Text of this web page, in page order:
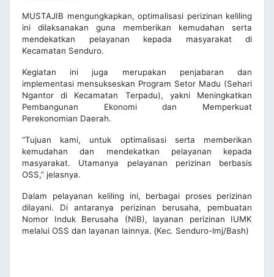
MUSTAJIB mengungkapkan, optimalisasi perizinan keliling
ini dilaksanakan guna memberikan kemudahan serta
mendekatkan pelayanan kepada masyarakat di
Kecamatan Senduro.
Kegiatan ini juga merupakan penjabaran dan
implementasi mensukseskan Program Setor Madu (Sehari
Ngantor di Kecamatan Terpadu), yakni Meningkatkan
Pembangunan Ekonomi dan Memperkuat
Perekonomian Daerah.
“Tujuan kami, untuk optimalisasi serta memberikan
kemudahan dan mendekatkan pelayanan kepada
masyarakat. Utamanya pelayanan perizinan berbasis
OSS,” jelasnya.
Dalam pelayanan keliling ini, berbagai proses perizinan
dilayani. Di antaranya perizinan berusaha, pembuatan
Nomor Induk Berusaha (NIB), layanan perizinan IUMK
melalui OSS dan layanan lainnya. (Kec. Senduro-lmj/Bash)